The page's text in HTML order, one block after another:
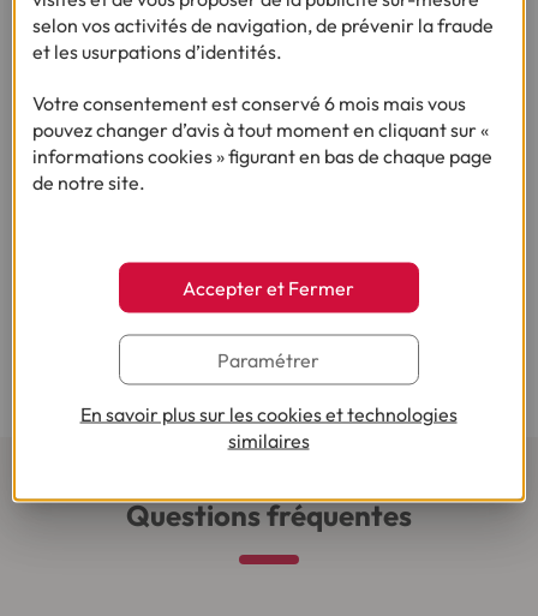
Besoin d’autres conseils sur le même thème ?
Questions fréquentes
selon vos activités de navigation, de prévenir la fraude
et les usurpations d’identités.
Votre consentement est conservé 6 mois mais vous
pouvez changer d’avis à tout moment en cliquant sur «
informations cookies » figurant en bas de chaque page
de notre site.
Accepter et Fermer
Paramétrer
En savoir plus sur les cookies et technologies
similaires